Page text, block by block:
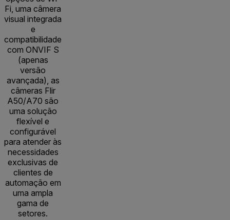
Fi, uma câmera
visual integrada
e
compatibilidade
com ONVIF S
(apenas
versão
avançada), as
câmeras Flir
A50/A70 são
uma solução
flexível e
configurável
para atender às
necessidades
exclusivas de
clientes de
automação em
uma ampla
gama de
setores.